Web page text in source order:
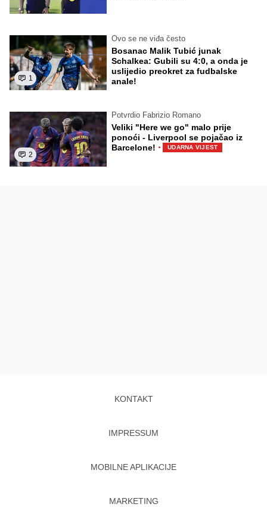
1
Ovo se ne viđa često
Bosanac Malik Tubić junak
Schalkea: Gubili su 4:0, a onda je
uslijedio preokret za fudbalske
anale!
2
Potvrdio Fabrizio Romano
Veliki "Here we go" malo prije
ponoći - Liverpool se pojačao iz
Barcelone! · UDARNA VIJEST
KONTAKT
IMPRESSUM
MOBILNE APLIKACIJE
MARKETING